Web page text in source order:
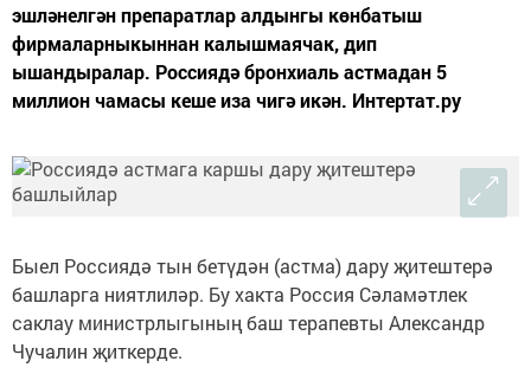
эшләнелгән препаратлар алдынгы көнбатыш
фирмаларныкыннан калышмаячак, дип
ышандыралар. Россиядә бронхиаль астмадан 5
миллион чамасы кеше иза чигә икән. Интертат.ру
Быел Россиядә тын бетүдән (астма) дару җитештерә
башларга ниятлиләр. Бу хакта Россия Сәламәтлек
саклау министрлыгының баш терапевты Александр
Чучалин җиткерде.